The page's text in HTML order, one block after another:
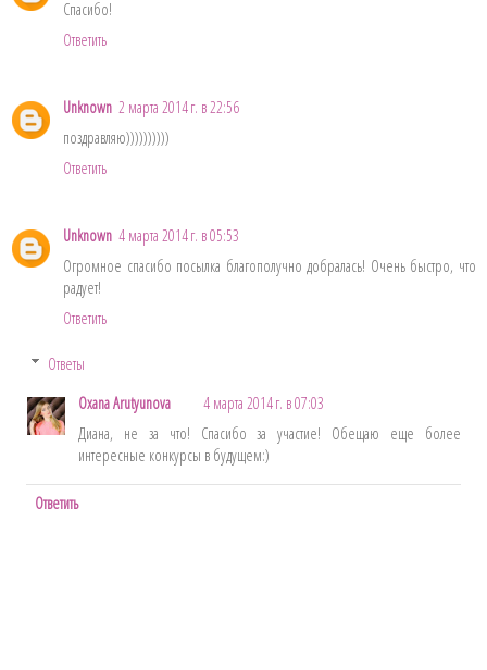
Спасибо!
Ответить
Unknown 2 марта 2014 г. в 22:56
поздравляю))))))))))
Ответить
Unknown 4 марта 2014 г. в 05:53
Огромное спасибо посылка благополучно добралась! Очень быстро, что
радует!
Ответить
Ответы
Oxana Arutyunova
4 марта 2014 г. в 07:03
Диана, не за что! Спасибо за участие! Обещаю еще более
интересные конкурсы в будущем:)
Ответить